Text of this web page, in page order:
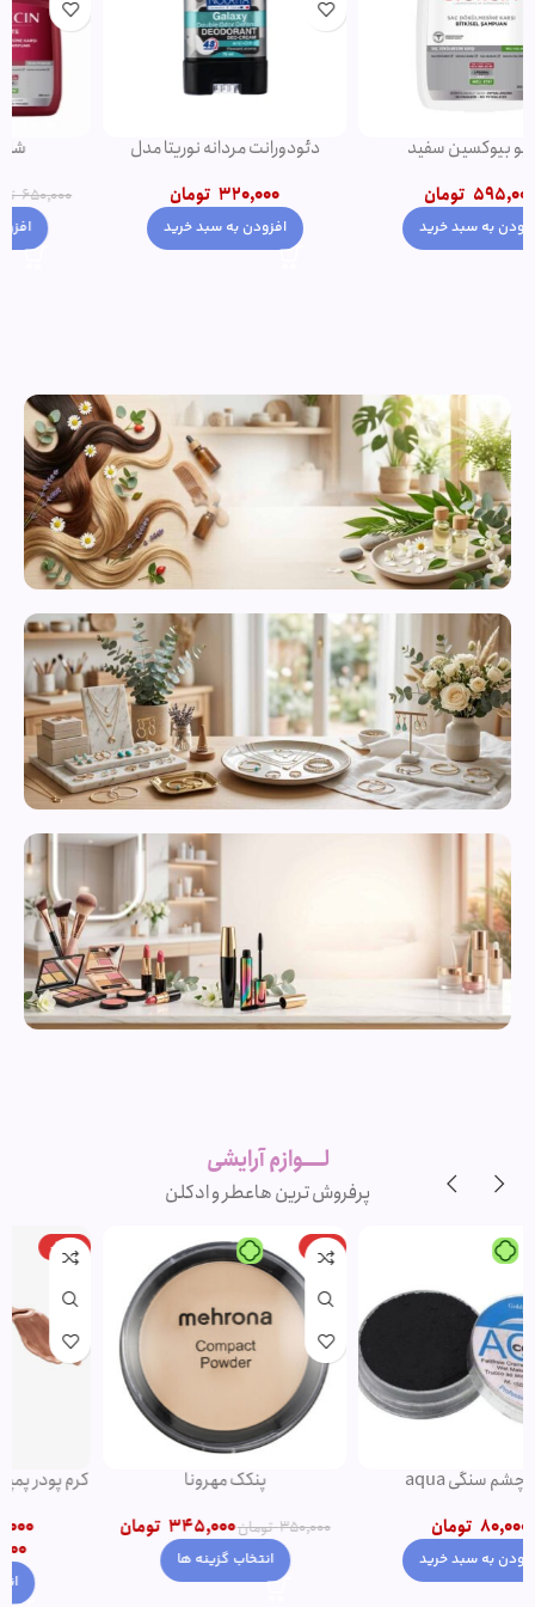
دئودورانت مردانه نوریتا مدل
320,000
افزودن به سبد خرید
شامپو فورت اصل
650,000 تومان تومان
افزودن به سبد خرید
محصولات
مراقبت از
پوست
برندلــــوازم آرایشی
پرفروش ترین هاعطر و ادکلن
-1%
پنکک مهرونا
350,000 تومان تومان
انتخاب گزینه ها
-20%
کرم پودر پمپی دتوکس نوت | پوشش
1,500,000 تومان
1,200,000
انتخاب گزینه ها